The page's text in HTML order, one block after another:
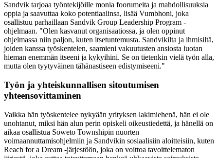
Sandvik tarjoaa työntekijöille monia foorumeita ja mahdollisuuksia
oppia ja saavuttaa koko potentiaalinsa, lisää Vumbhoni, joka
osallistuu parhaillaan Sandvik Group Leadership Program -
ohjelmaan. "Olen kasvanut organisaatiossa, ja olen oppinut
ohjelmassa niin paljon, kuten itsetuntemusta. Sandvikilta ja ihmisiltä,
joiden kanssa työskentelen, saamieni vakuutusten ansiosta luotan
hieman enemmän itseeni ja kykyihini. Se on tietenkin vielä työn alla,
mutta olen tyytyväinen tähänastiseen edistymiseeni."
Työn ja yhteiskunnallisen sitoutumisen
yhteensovittaminen
Vaikka hän työskentelee nykyään yrityksen lakimiehenä, hän ei ole
unohtanut, miksi hän alun perin opiskeli oikeustiedettä, ja hänellä on
aikaa osallistua Soweto Townshipin nuorten
voimaannuttamisohjelmiin ja Sandvikin sosiaalisiin aloitteisiin, kuten
Reach for a Dream -järjestöön, joka on voittoa tavoittelematon